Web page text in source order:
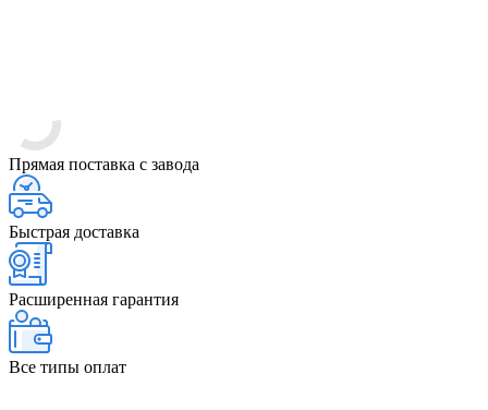
Прямая поставка с завода
Быстрая доставка
Расширенная гарантия
Все типы оплат